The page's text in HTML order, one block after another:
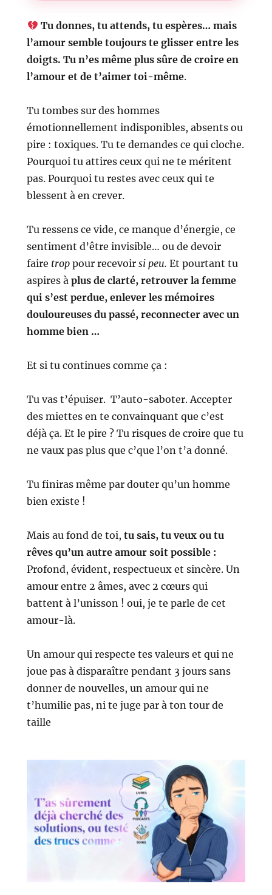
Tu donnes, tu attends, tu espères… mais
l’amour semble toujours te glisser entre les
doigts.Tu n’es même plus sûre de croire en
l’amour et de t’aimer toi-même.
Tu tombes sur des hommes
émotionnellement indisponibles, absents ou
pire : toxiques.Tu te demandes ce qui cloche.
Pourquoi tu attires ceux qui ne te méritent
pas. Pourquoi tu restes avec ceux qui te
blessent à en crever.
Tu ressens ce vide, ce manque d’énergie, ce
sentiment d’être invisible… ou de devoir
faire trop pour recevoirsi peu.Et pourtant tu
aspires à plus de clarté, retrouver la femme
qui s’est perdue, enlever les mémoires
douloureuses du passé, reconnecter avec un
homme bien …
Et si tu continues comme ça :
Tu vas t’épuiser.T’auto-saboter.Accepter
des miettes en te convainquant que c’est
déjà ça.Et le pire ?Tu risques de croire que tu
ne vaux pas plus que c’que l’on t’a donné.
Tu finiras même par douter qu’un homme
bien existe !
Mais au fond de toi,tu sais, tu veux ou tu
rêves qu’un autre amour soit possible :
Profond, évident, respectueux et sincère.Un
amour entre 2 âmes, avec 2 cœurs qui
battent à l’unisson !oui, je te parle de cet
amour-là.
Un amour qui respecte tes valeurs et qui ne
joue pas à disparaître pendant 3 jours sans
donner de nouvelles, un amour qui ne
t’humilie pas, ni te juge par à ton tour de
taille